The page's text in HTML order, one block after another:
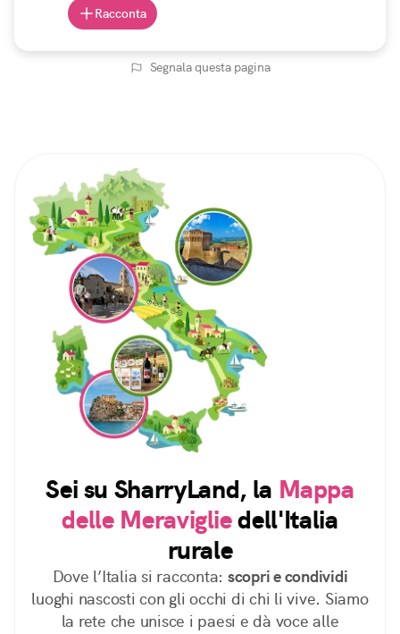
Racconta
Segnala questa pagina
Sei su SharryLand, la Mappa
delle Meravigliedell'Italia
rurale
Dove l’Italia si racconta: scopri e condividi
luoghi nascosti con gli occhi di chi li vive. Siamo
la rete che unisce i paesi e dà voce alle